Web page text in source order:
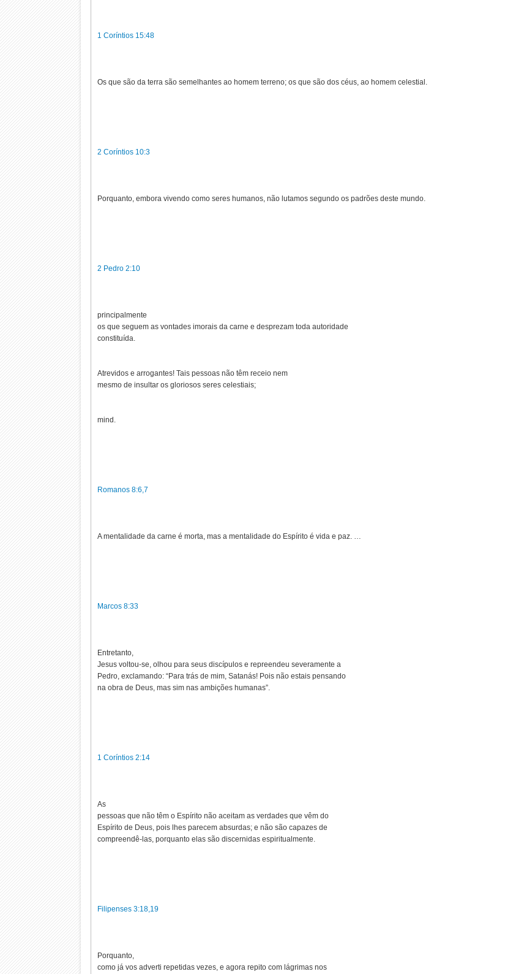
1 Coríntios 15:48
Os que são da terra são semelhantes ao homem terreno; os que são dos céus, ao homem celestial.
2 Coríntios 10:3
Porquanto, embora vivendo como seres humanos, não lutamos segundo os padrões deste mundo.
2 Pedro 2:10
principalmente
os que seguem as vontades imorais da carne e desprezam toda autoridade
constituída.
Atrevidos e arrogantes! Tais pessoas não têm receio nem
mesmo de insultar os gloriosos seres celestiais;
mind.
Romanos 8:6,7
A mentalidade da carne é morta, mas a mentalidade do Espírito é vida e paz. …
Marcos 8:33
Entretanto,
Jesus voltou-se, olhou para seus discípulos e repreendeu severamente a
Pedro, exclamando: “Para trás de mim, Satanás! Pois não estais pensando
na obra de Deus, mas sim nas ambições humanas”.
1 Coríntios 2:14
As
pessoas que não têm o Espírito não aceitam as verdades que vêm do
Espírito de Deus, pois lhes parecem absurdas; e não são capazes de
compreendê-las, porquanto elas são discernidas espiritualmente.
Filipenses 3:18,19
Porquanto,
como já vos adverti repetidas vezes, e agora repito com lágrimas nos